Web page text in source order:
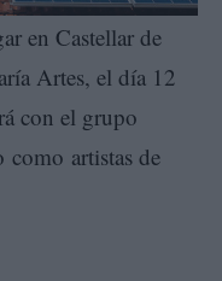
en Castellar de
Artes, el día 12
con el grupo
artistas de